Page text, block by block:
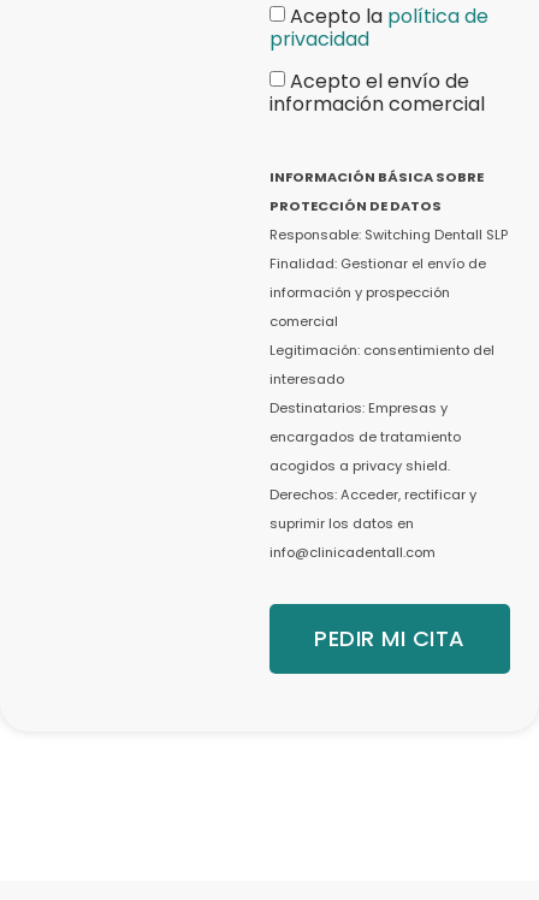
Acepto la política de
privacidad
Acepto el envío de
información comercial
INFORMACIÓN BÁSICA SOBRE
PROTECCIÓN DE DATOS
Responsable: Switching Dentall SLP
Finalidad: Gestionar el envío de
información y prospección
comercial
Legitimación: consentimiento del
interesado
Destinatarios: Empresas y
encargados de tratamiento
acogidos a privacy shield.
Derechos: Acceder, rectificar y
suprimir los datos en
info@clinicadentall.com
PEDIR MI CITA